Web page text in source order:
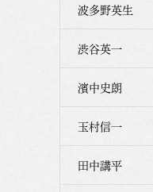
波多野英生
渋谷英一
濱中史朗
玉村信一
田中講平